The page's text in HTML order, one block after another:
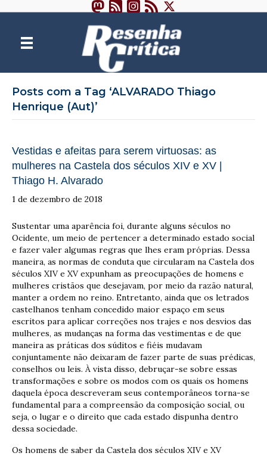
Posts com a Tag ‘ALVARADO Thiago
Henrique (Aut)’
Vestidas e afeitas para serem virtuosas: as
mulheres na Castela dos séculos XIV e XV |
Thiago H. Alvarado
1 de dezembro de 2018
Sustentar uma aparência foi, durante alguns séculos no
Ocidente, um meio de pertencer a determinado estado social
e fazer valer algumas regras que lhes eram próprias. Dessa
maneira, as normas de conduta que circularam na Castela dos
séculos XIV e XV expunham as preocupações de homens e
mulheres cristãos que desejavam, por meio da razão natural,
manter a ordem no reino. Entretanto, ainda que os letrados
castelhanos tenham concedido maior espaço em seus
escritos para aplicar correções nos trajes e nos desvios das
mulheres, as mudanças na forma das vestimentas e de que
maneira as práticas dos súditos e fiéis mudavam
conjuntamente não deixaram de fazer parte de suas prédicas,
conselhos ou leis. À vista disso, debruçar-se sobre essas
transformações e sobre os modos com os quais os homens
daquela época descreveram seus contemporâneos torna-se
fundamental para a compreensão da composição social, ou
seja, o lugar e o direito que cada estado dispunha dentro
dessa sociedade.
Os homens de saber da Castela dos séculos XIV e XV